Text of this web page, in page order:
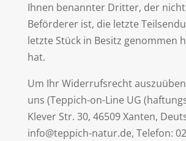
Ihnen benannter Dritter, der
Beförderer ist, die letzte
letzte Stück in Besitz genommen
hat.
Um Ihr Widerrufsrecht
uns (Teppich-on-Line UG
Klever Str. 30, 46509 Xanten,
info@teppich-natur.de, Telefon: